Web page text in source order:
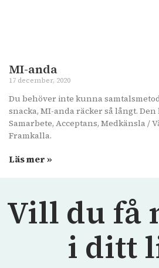
MI-anda
17 december, 2020
Du behöver inte kunna
snacka, MI-anda räcker så långt.
Samarbete, Acceptans, Medkänsla /
Framkalla.
Läs mer »
Vill du få
i ditt